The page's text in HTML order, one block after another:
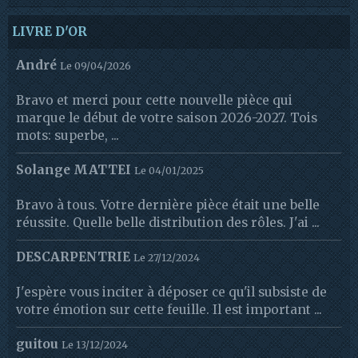
LIVRE D'OR
André Le 09/04/2026
Bravo et merci pour cette nouvelle pièce qui
marque le début de votre saison 2026-2027. Tois
mots: superbe, ...
Solange MATTEI Le 04/01/2025
Bravo à tous. Votre dernière pièce était une belle
réussite. Quelle belle distribution des rôles. J'ai ...
DESCARPENTRIE Le 27/12/2024
J'espère vous inciter à déposer ce qu'il subsiste de
votre émotion sur cette feuille. Il est important ...
guitou Le 13/12/2024